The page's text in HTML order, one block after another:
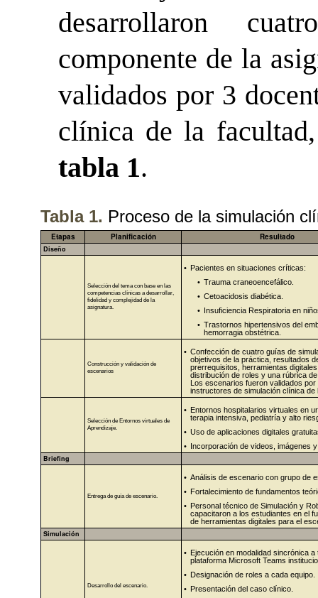
desarrollaron
componente de la
validados por 3
clínica de la
tabla 1.
Tabla 1. Proceso de la simulación
Etapas Planificación Resultado
Diseño
Selección del tema con base en las
competencias clínicas a desarrollar,
fidelidad y complejidad de la
asignatura.
• Pacientes en situaciones críticas:
• Trauma craneoencefálico.
• Cetoacidosis diabética.
•
Insuficiencia Respiratoria en
• Trastornos hipertensivos del
hemorragia obstétrica.
Construcción y validación de
escenarios
• Confección de cuatro guías de
objetivos de la práctica, resultados
prerrequisitos, herramientas
distribución de roles y una rúbrica
Los escenarios fueron validados
instructores de simulación clínica de
Selección de Entornos virtuales de
Aprendizaje.
• Entornos hospitalarios virtuales en
terapia intensiva, pediatría y alto
• Uso de aplicaciones digitales
•
Incorporación de videos, imágenes
Briefing
Entrega de guía de escenario.
• Análisis de escenario con grupo de
• Fortalecimiento de fundamentos
• Personal técnico de Simulación y
capacitaron a los estudiantes en el
de herramientas digitales para el
Simulación
Desarrollo del escenario.
• Ejecución en modalidad sincrónica
plataforma Microsoft Teams
• Designación de roles a cada equipo.
• Presentación del caso clínico.